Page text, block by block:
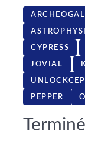
ARCHEOGAL
CYPRESS
JOVIAL
PEPPER